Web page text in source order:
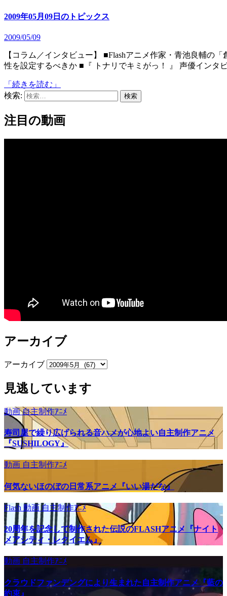
2009年05月09日のトピックス
2009/05/09
【コラム／インタビュー】 ■Flashアニメ作家・青池良輔の「創作番長クリエイタ」 第5回 どのようにキャラクターの個
性を設定するべきか ■『 トナリでキミがっ！ 』 声優インタ
「続きを読む」
検索:
注目の動画
アーカイブ
アーカイブ
見逃しています
動画自主制作ｱﾆﾒ
寿司屋で繰り広げられる音ハメが心地よい自主制作アニメ
『SUSHILOGY』
動画 自主制作ｱﾆﾒ
何気ないほのぼの日常系アニメ『いい湯だな』
Flash 動画自主制作ｱﾆﾒ
20周年を記念して制作された伝説のFLASHアニメ『ナイト
メアシティ・レクイエム』
動画 自主制作ｱﾆﾒ
クラウドファンデングにより生まれた自主制作アニメ『藍の
約束』